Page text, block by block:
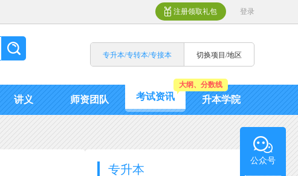
注册领取礼包 登录
专升本/专转本/专接本 切换项目/地区
讲义 师资团队 考试资讯
大纲、分数线
升本学院
专升本
公众号